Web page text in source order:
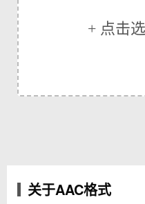
+ 点击
关于AAC格式